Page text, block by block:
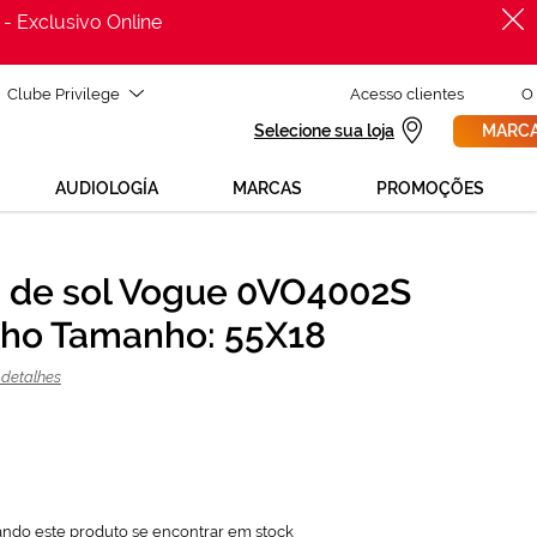
Exclusivo Online
Clube Privilege Acesso clientes O
Selecione sua loja
AUDIOLOGÍA MARCAS PROMOÇÕES
PROCURAR
83,99 €
€
sol Vogue 0VO4002S
Tamanho: 55X18
detalhes
este produto se encontrar em stock